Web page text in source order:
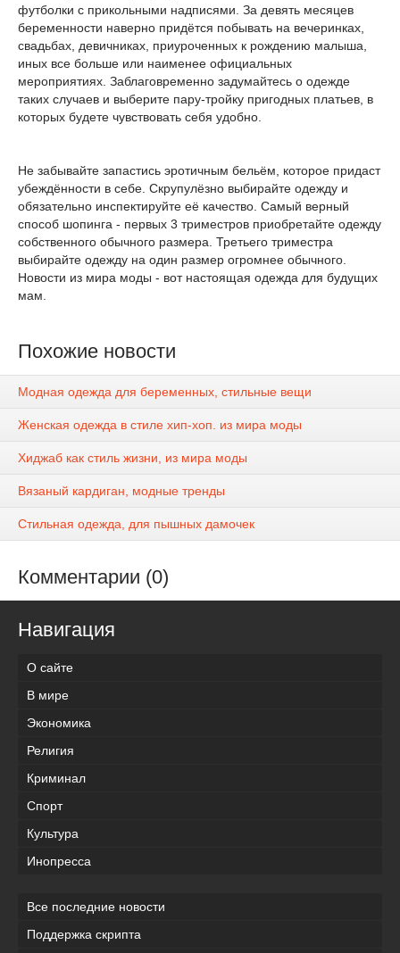
футболки с прикольными надписями. За девять месяцев
беременности наверно придётся побывать на вечеринках,
свадьбах, девичниках, приуроченных к рождению малыша,
иных все больше или наименее официальных
мероприятиях. Заблаговременно задумайтесь о одежде
таких случаев и выберите пару-тройку пригодных платьев, в
которых будете чувствовать себя удобно.
Не забывайте запастись эротичным бельём, которое придаст
убеждённости в себе. Скрупулёзно выбирайте одежду и
обязательно инспектируйте её качество. Самый верный
способ шопинга - первых 3 триместров приобретайте одежду
собственного обычного размера. Третьего триместра
выбирайте одежду на один размер огромнее обычного.
Новости из мира моды - вот настоящая одежда для будущих
мам.
Похожие новости
Модная одежда для беременных, стильные вещи
Женская одежда в стиле хип-хоп. из мира моды
Хиджаб как стиль жизни, из мира моды
Вязаный кардиган, модные тренды
Стильная одежда, для пышных дамочек
Комментарии (0)
Навигация
О сайте
В мире
Экономика
Религия
Криминал
Спорт
Культура
Инопресса
Все последние новости
Поддержка скрипта